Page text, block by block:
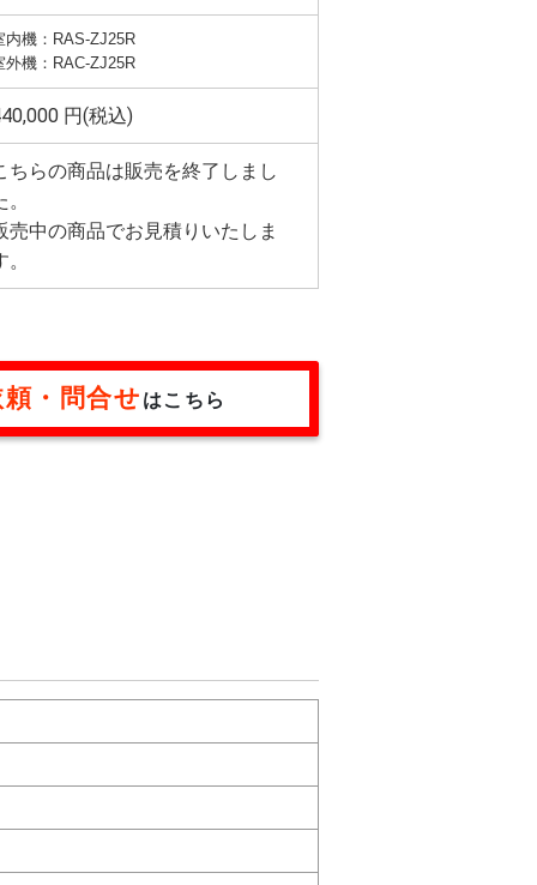
内機：RAS-ZJ25R
外機：RAC-ZJ25R
円(税込)
ちらの商品は販売を終了しまし
。
売中の商品でお見積りいたしま
。
・問合せ はこちら